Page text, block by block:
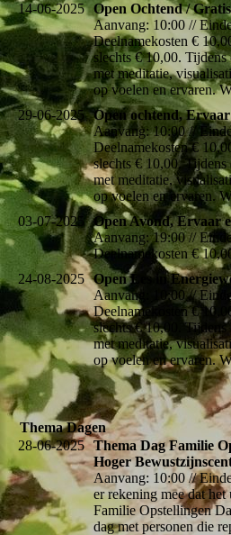
14-06-2025 Open Ochtend /
Aanvang: 10:00 //
Deelnamekosten €
slechts € 10,00.
met meditatie,
op voelen en ervaren.
29-06-2025 Open ochtend,
Aanvang: 10:00 //
Deelnamekosten €
slechts € 10,00.
met meditatie,
op voelen en ervaren.
03-07-2025
Open Avond, Ervaar
Aanvang: 19:00 //
Deelnamekosten €
24-08-2025 Open Les in
Aanvang: 10:00 //
Deelnamekosten €
slechts € 10,00.
met meditatie,
op voelen en ervaren.
Thema Dagen
28-06-2025 Thema Dag Familie
Hoger
Aanvang: 10:00 //
er rekening mee dat
Familie Opstellingen
dag met personen die